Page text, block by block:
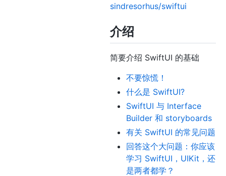
sindresorhus/swiftui
介绍
简要介绍 SwiftUI 的基础
不要惊慌！
什么是 SwiftUI?
SwiftUI 与 Interface
Builder 和 storyboards
有关 SwiftUI 的常见问题
回答这个大问题：你应该
学习 SwiftUI，UIKit，还
是两者都学？